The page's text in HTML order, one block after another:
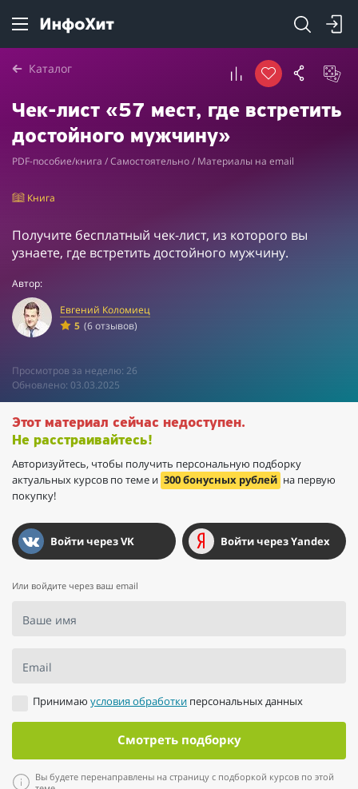
Каталог
Чек-лист «57 мест, где встретить
достойного мужчину»
PDF-пособие/книга / Самостоятельно / Материалы на email
Книга
Получите бесплатный чек-лист, из которого вы
узнаете, где встретить достойного мужчину.
Автор:
Евгений Коломиец
5 (6 отзывов)
Просмотров за неделю: 26
Обновлено: 03.03.2025
Этот материал сейчас недоступен.
Не расстраивайтесь!
Авторизуйтесь, чтобы получить персональную подборку
актуальных курсов по теме и 300 бонусных рублей на первую
покупку!
Войти через VK Войти через Yandex
Или войдите через ваш email
Ваше имя
Email
Принимаю условия обработки персональных данных
Смотреть подборку
Вы будете перенаправлены на страницу с подборкой курсов по этой